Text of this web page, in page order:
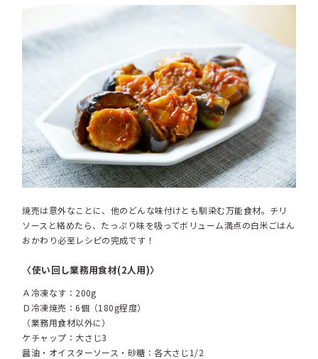
焼売は意外なことに、他のどんな味付けとも馴染む万能食材。チリ
ソースと絡めたら、たっぷり味を吸ってボリューム満点の白米ごはん
おかわり必至レシピの完成です！
〈使い回し業務用食材(2人用)〉
Ａ冷凍なす：200g
Ｄ冷凍焼売：6個（180g程度）
（業務用食材以外に）
ケチャップ：大さじ3
醤油・オイスターソース・砂糖：各大さじ1/2